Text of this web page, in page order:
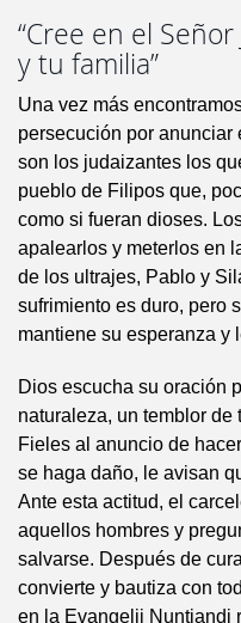
“Cree en el
y tu familia”
Una vez más
persecución por
son los judaizantes los
pueblo de Filipos que,
como si fueran dioses.
apalearlos y meterlos en
de los ultrajes, Pablo y
sufrimiento es duro, pero
mantiene su esperanza y
Dios escucha su oración
naturaleza, un temblor de
Fieles al anuncio de
se haga daño, le avisan
Ante esta actitud, el
aquellos hombres y
salvarse. Después de
convierte y bautiza con
en la Evangelii Nuntiandi